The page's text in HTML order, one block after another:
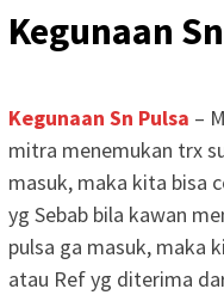
Kegunaan
Kegunaan Sn Pulsa –
mitra menemukan trx
masuk, maka kita bisa
yg Sebab bila kawan
pulsa ga masuk, maka
atau Ref yg diterima